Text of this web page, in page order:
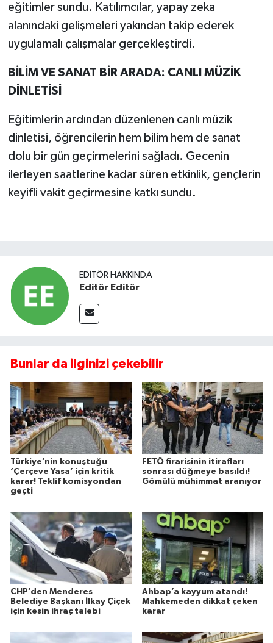
eğitimler sundu. Katılımcılar, yapay zeka
alanındaki gelişmeleri yakından takip ederek
uygulamalı çalışmalar gerçekleştirdi.
BİLİM VE SANAT BİR ARADA: CANLI MÜZİK
DİNLETİSİ
Eğitimlerin ardından düzenlenen canlı müzik
dinletisi, öğrencilerin hem bilim hem de sanat
dolu bir gün geçirmelerini sağladı. Gecenin
ilerleyen saatlerine kadar süren etkinlik, gençlerin
keyifli vakit geçirmesine katkı sundu.
EDITÖR HAKKINDA
Editör Editör
Bunlar da ilginizi çekebilir
Türkiye’nin konuştuğu
‘Çerçeve Yasa’ için kritik
karar! Teklif komisyondan
geçti
FETÖ firarisinin itirafları
sonrası düğmeye basıldı!
Gömülü mühimmat aranıyor
CHP’den Menderes
Belediye Başkanı İlkay Çiçek
için kesin ihraç talebi
Ahbap’a kayyum atandı!
Mahkemeden dikkat çeken
karar